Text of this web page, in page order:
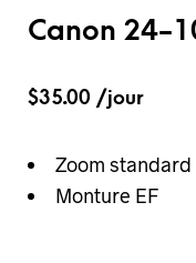
Canon 24-
$35.00 /jour
Zoom
Monture EF